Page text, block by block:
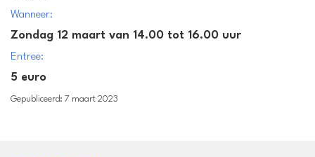
Wanneer:
Zondag 12 maart van 14.00 tot 16.00 uur
Entree:
5 euro
Gepubliceerd: 7 maart 2023